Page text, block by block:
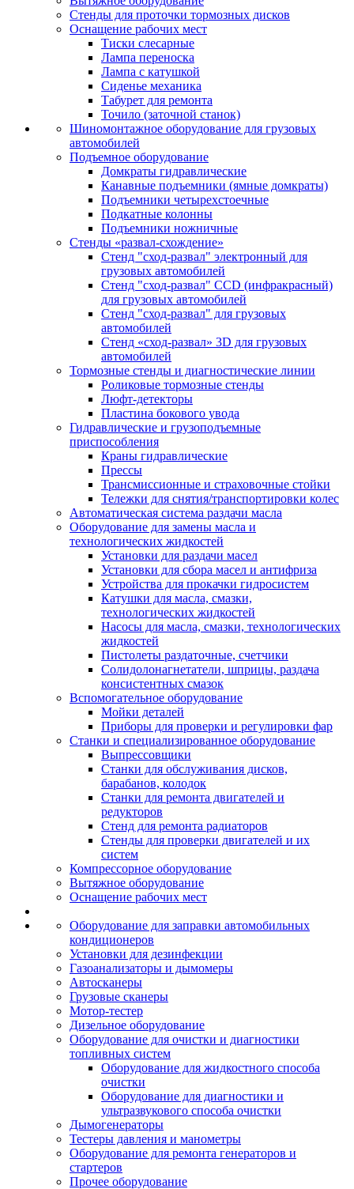
Стенды для проточки тормозных дисков
Оснащение рабочих мест
Тиски слесарные
Лампа переноска
Лампа с катушкой
Сиденье механика
Табурет для ремонта
Точило (заточной станок)
Шиномонтажное оборудование для грузовых
автомобилей
Подъемное оборудование
Домкраты гидравлические
Канавные подъемники (ямные домкраты)
Подъемники четырехстоечные
Подкатные колонны
Подъемники ножничные
Стенды «развал-схождение»
Стенд "сход-развал" электронный для
грузовых автомобилей
Стенд "сход-развал" CCD (инфракрасный)
для грузовых автомобилей
Стенд "сход-развал" для грузовых
автомобилей
Стенд «сход-развал» 3D для грузовых
автомобилей
Тормозные стенды и диагностические линии
Роликовые тормозные стенды
Люфт-детекторы
Пластина бокового увода
Гидравлические и грузоподъемные
приспособления
Краны гидравлические
Прессы
Трансмиссионные и страховочные стойки
Тележки для снятия/транспортировки колес
Автоматическая система раздачи масла
Оборудование для замены масла и
технологических жидкостей
Установки для раздачи масел
Установки для сбора масел и антифриза
Устройства для прокачки гидросистем
Катушки для масла, смазки,
технологических жидкостей
Насосы для масла, смазки, технологических
жидкостей
Пистолеты раздаточные, счетчики
Солидолонагнетатели, шприцы, раздача
консистентных смазок
Вспомогательное оборудование
Мойки деталей
Приборы для проверки и регулировки фар
Станки и специализированное оборудование
Выпрессовщики
Станки для обслуживания дисков,
барабанов, колодок
Станки для ремонта двигателей и
редукторов
Стенд для ремонта радиаторов
Стенды для проверки двигателей и их
систем
Компрессорное оборудование
Вытяжное оборудование
Оснащение рабочих мест
Оборудование для заправки автомобильных
кондиционеров
Установки для дезинфекции
Газоанализаторы и дымомеры
Автосканеры
Грузовые сканеры
Мотор-тестер
Дизельное оборудование
Оборудование для очистки и диагностики
топливных систем
Оборудование для жидкостного способа
очистки
Оборудование для диагностики и
ультразвукового способа очистки
Дымогенераторы
Тестеры давления и манометры
Оборудование для ремонта генераторов и
стартеров
Прочее оборудование